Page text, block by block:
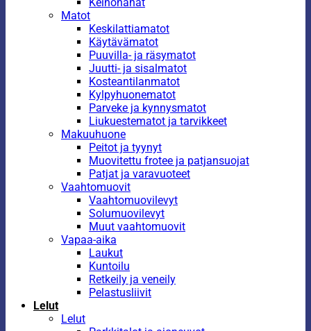
Matot
Keskilattiamatot
Käytävämatot
Puuvilla- ja räsymatot
Juutti- ja sisalmatot
Kosteantilanmatot
Kylpyhuonematot
Parveke ja kynnysmatot
Liukuestematot ja tarvikkeet
Makuuhuone
Peitot ja tyynyt
Muovitettu frotee ja patjansuojat
Patjat ja varavuoteet
Vaahtomuovit
Vaahtomuovilevyt
Solumuovilevyt
Muut vaahtomuovit
Vapaa-aika
Laukut
Kuntoilu
Retkeily ja veneily
Pelastusliivit
Lelut
Lelut